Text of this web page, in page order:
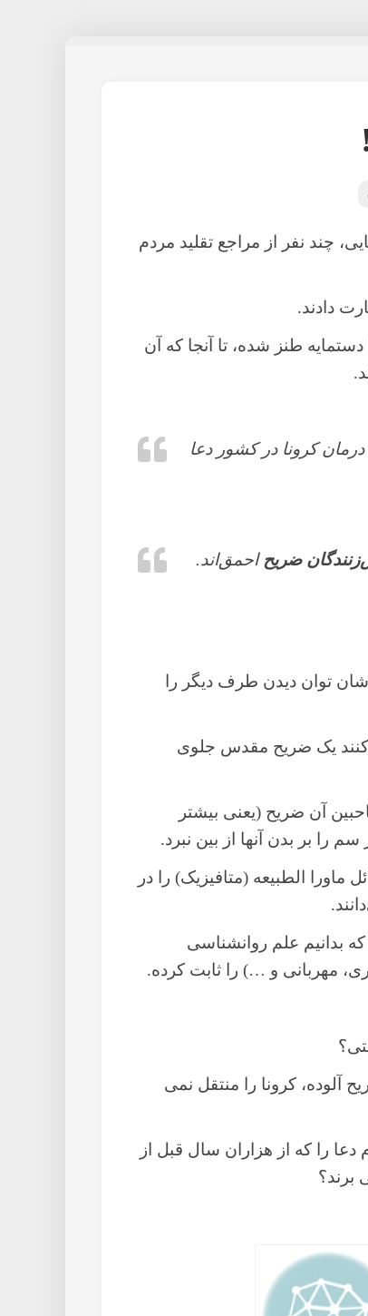
چند نفر از مراجع تقلید مردم
دادند.
دستمایه طنز شده، تا آنجا که آن
کرونا در کشور دعا
ضریح احمق‌اند.
توان دیدن طرف دیگر را
یک ضریح مقدس جلوی
آن ضریح (یعنی بیشتر
را بر بدن آنها از بین نبرد.
الطبیعه (متافیزیک) را در
بدانیم علم روانشناسی
مهربانی و …) را ثابت کرده.
آلوده، کرونا را منتقل نمی
دعا را که از هزاران سال قبل از
برند؟